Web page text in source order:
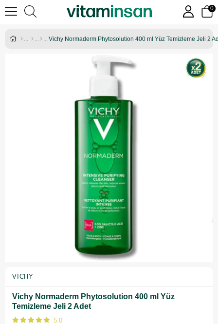
0
Vichy Normaderm Phytosolution 400 ml Yüz Temizleme Jeli 2
VICHY
Vichy Normaderm Phytosolution 400 ml Yüz
Temizleme Jeli 2 Adet
5.0